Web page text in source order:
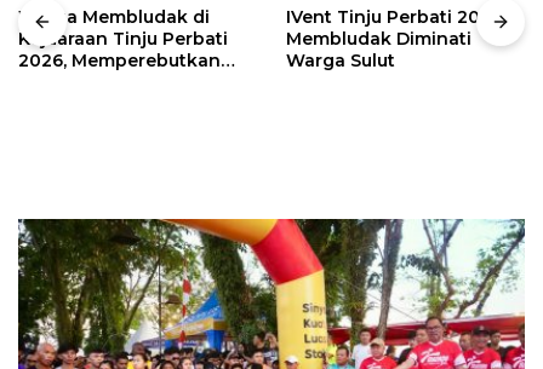
Warga Membludak di
Kejuaraan Tinju Perbati
2026, Memperebutkan
IVent Tinju Perbati 2026
Membludak Diminati
Warga Sulut